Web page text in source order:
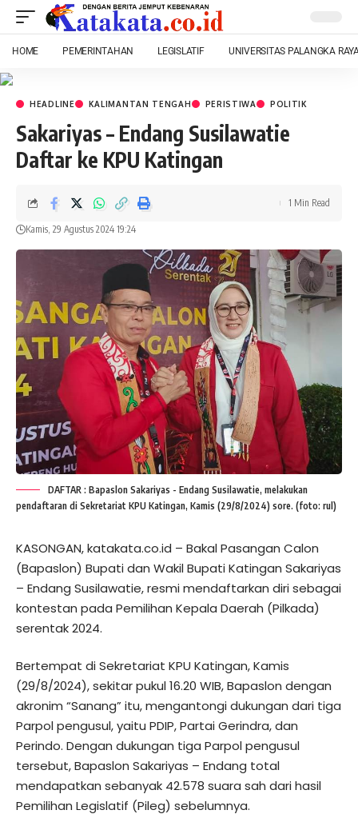
HOME PEMERINTAHAN LEGISLATIF UNIVERSITAS PALANGKA
HEADLINE KALIMANTAN TENGAH PERISTIWA POLITIK
Sakariyas – Endang Susilawatie
Daftar ke KPU Katingan
Kamis, 29 Agustus 2024 19:24
1 Min Read
DAFTAR : Bapaslon Sakariyas - Endang Susilawatie, melakukan
pendaftaran di Sekretariat KPU Katingan, Kamis (29/8/2024) sore. (foto: rul)
KASONGAN, katakata.co.id – Bakal Pasangan Calon
(Bapaslon) Bupati dan Wakil Bupati Katingan Sakariyas
– Endang Susilawatie, resmi mendaftarkan diri sebagai
kontestan pada Pemilihan Kepala Daerah (Pilkada)
serentak 2024.
Bertempat di Sekretariat KPU Katingan, Kamis
(29/8/2024), sekitar pukul 16.20 WIB, Bapaslon dengan
akronim “Sanang” itu, mengantongi dukungan dari tiga
Parpol pengusul, yaitu PDIP, Partai Gerindra, dan
Perindo. Dengan dukungan tiga Parpol pengusul
tersebut, Bapaslon Sakariyas – Endang total
mendapatkan sebanyak 42.578 suara sah dari hasil
Pemilihan Legislatif (Pileg) sebelumnya.